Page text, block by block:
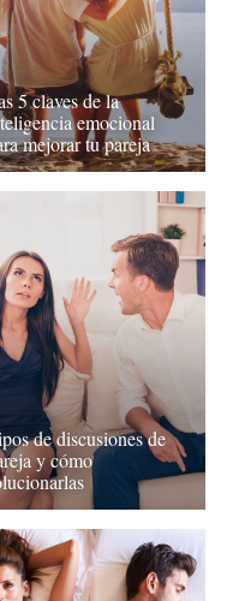
5 claves de la
emocional
mejorar tu pareja
de discusiones de
y cómo